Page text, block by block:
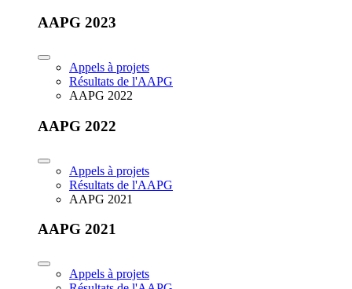
AAPG 2023
Appels à projets
Résultats de l'AAPG
AAPG 2022
AAPG 2022
Appels à projets
Résultats de l'AAPG
AAPG 2021
AAPG 2021
Appels à projets